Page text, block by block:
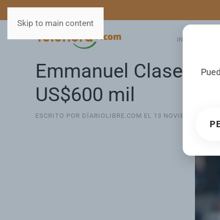
Skip to main content
INICIO
Emmanuel Clase se
US$600 mil
ESCRITO POR DÍARIOLIBRE.COM EL 13 NOVIEMBRE 2025